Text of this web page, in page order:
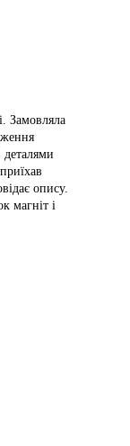
Замовляла
опису.
магніт і